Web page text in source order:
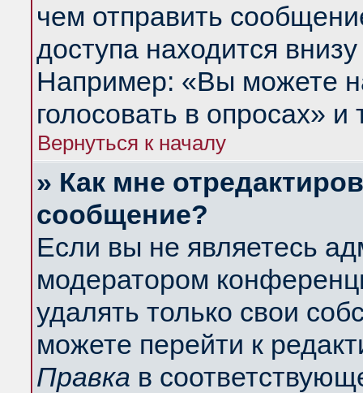
чем отправить
доступа находится
Например: «Вы можете
голосовать в опросах» и
Вернуться к началу
» Как мне
сообщение?
Если вы не являетесь
модератором
удалять только свои
можете перейти к
Правка в